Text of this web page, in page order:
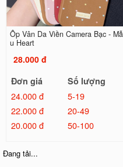
Ốp Vân Da Viền Camera Bạc - Mẫ
u Heart
28.000 đ
Đơn giá
Số lượng
24.000 đ
5-19
22.000 đ
20-49
20.000 đ
50-100